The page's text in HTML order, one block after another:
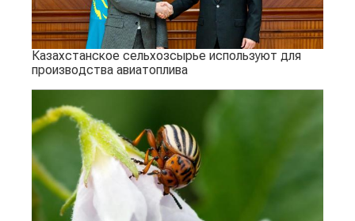
Казахстанское сельхозсырье используют для
производства авиатоплива